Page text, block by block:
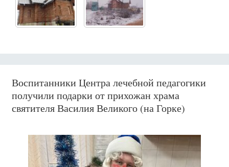
Воспитанники Центра лечебной педагогики
получили подарки от прихожан храма
святителя Василия Великого (на Горке)